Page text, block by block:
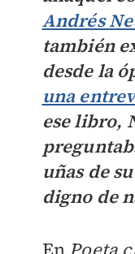
Andrés
también
desde la
una
ese libro,
uñas de
digno de